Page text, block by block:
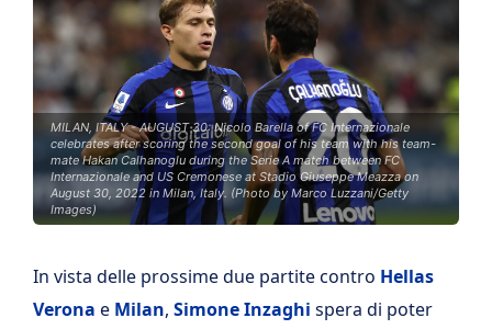
MILAN, ITALY - AUGUST 30: Nicolo Barella of FC Internazionale
celebrates after scoring the second goal of his team with his team-
mate Hakan Calhanoglu during the Serie A match between FC
Internazionale and US Cremonese at Stadio Giuseppe Meazza on
August 30, 2022 in Milan, Italy. (Photo by Marco Luzzani/Getty
Images)
In vista delle prossime due partite contro Hellas
Verona e Milan, Simone Inzaghi spera di poter